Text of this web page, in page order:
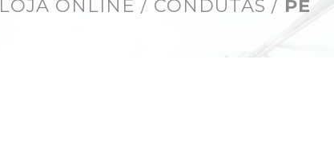
LOJA ONLINE / CONDUTAS / PE